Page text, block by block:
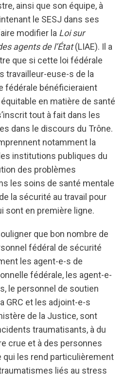
ainsi que son équipe, à
le SESJ dans ses
modifier la Loi sur
agents de l’État(LIAE). Il a
que si cette loi fédérale
travailleur-euse-s de la
fédérale bénéficieraient
en matière de santé
tout à fait dans les
dans le discours du Trône.
notamment la
institutions publiques du
des problèmes
les soins de santé mentale
la sécurité au travail pour
sont en première ligne.
que bon nombre de
fédéral de sécurité
les agent-e-s de
fédérale, les agent-e-
le personnel de soutien
GRC et les adjoint-e-s
de la Justice, sont
traumatisants, à du
crue et à des personnes
qui les rend particulièrement
liés au stress